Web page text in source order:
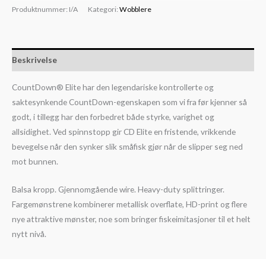
Produktnummer: I/A Kategori: Wobblere
Beskrivelse
CountDown® Elite har den legendariske kontrollerte og
saktesynkende CountDown-egenskapen som vi fra før kjenner så
godt, i tillegg har den forbedret både styrke, varighet og
allsidighet. Ved spinnstopp gir CD Elite en fristende, vrikkende
bevegelse når den synker slik småfisk gjør når de slipper seg ned
mot bunnen.
Balsa kropp. Gjennomgående wire. Heavy-duty splittringer.
Fargemønstrene kombinerer metallisk overflate, HD-print og flere
nye attraktive mønster, noe som bringer fiskeimitasjoner til et helt
nytt nivå.